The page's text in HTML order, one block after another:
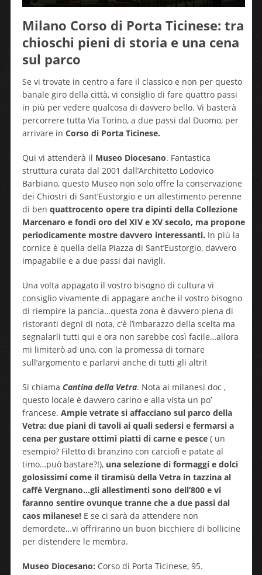
Milano Corso di Porta Ticinese: tra
chioschi pieni di storia e una cena
sul parco
Se vi trovate in centro a fare il classico e non per questo
banale giro della città, vi consiglio di fare quattro passi
in più per vedere qualcosa di davvero bello. Vi basterà
percorrere tutta Via Torino, a due passi dal Duomo, per
arrivare in Corso di Porta Ticinese.
Qui vi attenderà il Museo Diocesano. Fantastica
struttura curata dal 2001 dall’Architetto Lodovico
Barbiano, questo Museo non solo offre la conservazione
dei Chiostri di Sant’Eustorgio e un allestimento perenne
di ben quattrocento opere tra dipinti della Collezione
Marcenaro e fondi oro del XIV e XV secolo, ma propone
periodicamente mostre davvero interessanti. In più la
cornice è quella della Piazza di Sant’Eustorgio, davvero
impagabile e a due passi dai navigli.
Una volta appagato il vostro bisogno di cultura vi
consiglio vivamente di appagare anche il vostro bisogno
di riempire la pancia…questa zona è davvero piena di
ristoranti degni di nota, c’è l’imbarazzo della scelta ma
segnalarli tutti qui e ora non sarebbe così facile…allora
mi limiterò ad uno, con la promessa di tornare
sull’argomento e parlarvi anche di tutti gli altri!
Si chiama Cantina della Vetra. Nota ai milanesi doc ,
questo locale è davvero carino e alla vista un po’
francese. Ampie vetrate si affacciano sul parco della
Vetra: due piani di tavoli ai quali sedersi e fermarsi a
cena per gustare ottimi piatti di carne e pesce ( un
esempio? Filetto di branzino con carciofi e patate al
timo…può bastare?!), una selezione di formaggi e dolci
golosissimi come il tiramisù della Vetra in tazzina al
caffè Vergnano…gli allestimenti sono dell’800 e vi
faranno sentire ovunque tranne che a due passi dal
caos milanese! E se ci sarà da attendere non
demordete…vi offriranno un buon bicchiere di bollicine
per distendere le membra.
Museo Diocesano: Corso di Porta Ticinese, 95.